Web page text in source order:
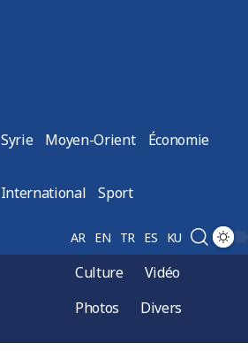
Syrie Moyen-Orient Économie
International Sport
AR EN TR ES KU
Culture
Vidéo
Photos
Divers